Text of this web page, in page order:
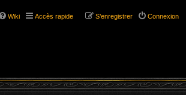
Wiki Accès rapide Connexion
S’enregistrer